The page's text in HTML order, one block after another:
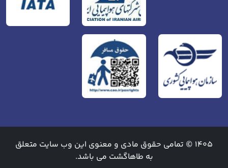
1405 © تمامی حقوق مادی و معنوی این وب سایت متعلق
به طاهاگشت می باشد.